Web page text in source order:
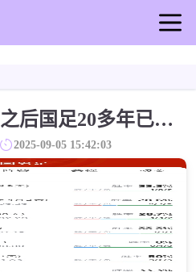
下一个是谁？米卢之后国足20多年已换帅16人，除里皮外几乎是下课
2025-09-05 15:42:03